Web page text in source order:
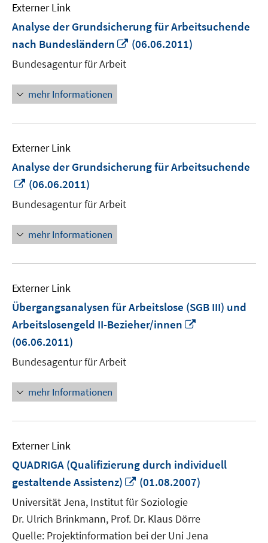
Externer Link
Analyse der Grundsicherung für Arbeitsuchende
nach Bundesländern
In
(06.06.2011)
Bundesagentur für Arbeit
mehr Informationen
Externer Link
Analyse der Grundsicherung für Arbeitsuchende
In
neuem
Fenster
öffnen
(06.06.2011)
Bundesagentur für Arbeit
mehr Informationen
Externer Link
Übergangsanalysen für Arbeitslose (SGB III) und
Arbeitslosengeld II-Bezieher/innen
(06.06.2011)
Bundesagentur für Arbeit
mehr Informationen
Externer Link
QUADRIGA (Qualifizierung durch individuell
gestaltende Assistenz)
In
neuem
Fenster
öffnen
(01.08.2007)
Universität Jena, Institut für Soziologie
Dr. Ulrich Brinkmann, Prof. Dr. Klaus Dörre
Quelle: Projektinformation bei der Uni Jena